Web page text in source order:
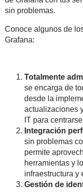
sin problemas.
Conoce algunos de
Grafana:
Totalmente
se encarga de
desde la
actualizaciones
IT para
Integración
sin problemas
permite
herramientas y
infraestructura y
Gestión de